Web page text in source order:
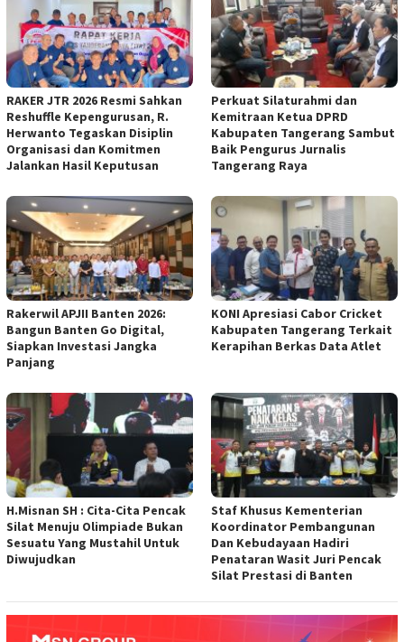
RAKER JTR 2026 Resmi Sahkan
Reshuffle Kepengurusan, R.
Herwanto Tegaskan Disiplin
Organisasi dan Komitmen
Jalankan Hasil Keputusan
Perkuat Silaturahmi dan
Kemitraan Ketua DPRD
Kabupaten Tangerang Sambut
Baik Pengurus Jurnalis
Tangerang Raya
Rakerwil APJII Banten 2026:
Bangun Banten Go Digital,
Siapkan Investasi Jangka
Panjang
KONI Apresiasi Cabor Cricket
Kabupaten Tangerang Terkait
Kerapihan Berkas Data Atlet
H.Misnan SH : Cita-Cita Pencak
Silat Menuju Olimpiade Bukan
Sesuatu Yang Mustahil Untuk
Diwujudkan
Staf Khusus Kementerian
Koordinator Pembangunan
Dan Kebudayaan Hadiri
Penataran Wasit Juri Pencak
Silat Prestasi di Banten